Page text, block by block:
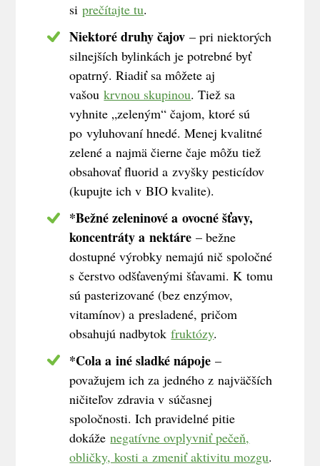
siprečítajte tu.
Niektoré druhy čajov – pri niektorých
silnejších bylinkách je potrebné byť
opatrný. Riadiť sa môžete aj
vašoukrvnou skupinou. Tiež sa
vyhnite „zeleným“ čajom, ktoré sú
po vyluhovaní hnedé. Menej kvalitné
zelené a najmä čierne čaje môžu tiež
obsahovať fluorid a zvyšky pesticídov
(kupujte ich v BIO kvalite).
*Bežné zeleninové a ovocné šťavy,
koncentráty a nektáre – bežne
dostupné výrobky nemajú nič spoločné
s čerstvo odšťavenými šťavami. K tomu
sú pasterizované (bez enzýmov,
vitamínov) a presladené, pričom
obsahujú nadbytokfruktózy.
*Cola a iné sladké nápoje –
považujem ich za jedného z najväčších
ničiteľov zdravia v súčasnej
spoločnosti. Ich pravidelné pitie
dokáženegatívne ovplyvniť pečeň,
obličky, kosti a zmeniť aktivitu mozgu.